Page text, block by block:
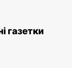
газетки